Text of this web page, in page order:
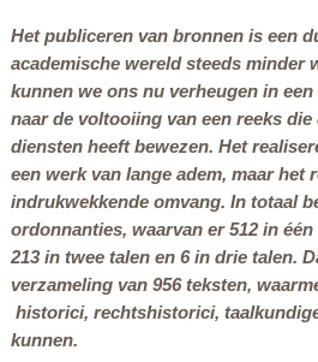
Het publiceren van bronnen is een
academische wereld steeds minder
kunnen we ons nu verheugen in
naar de voltooiing van een reeks
diensten heeft bewezen. Het
een werk van lange adem, maar het
indrukwekkende omvang. In totaal
ordonnanties, waarvan er 512 in
213 in twee talen en 6 in drie talen.
verzameling van 956 teksten,
historici, rechtshistorici,
kunnen.